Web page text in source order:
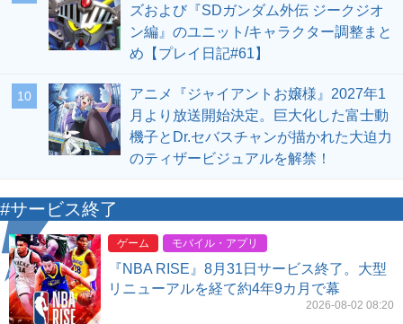
ズおよび『SDガンダム外伝 ジークジオ
ン編』のユニット/キャラクター調整まと
め【プレイ日記#61】
10
アニメ『ジャイアントお嬢様』2027年1
月より放送開始決定。巨大化した富士動
機子とDr.セバスチャンが描かれた大迫力
のティザービジュアルを解禁！
#サービス終了
ゲーム モバイル・アプリ
『NBA RISE』8月31日サービス終了。大型
リニューアルを経て約4年9カ月で幕
2026-08-02 08:20